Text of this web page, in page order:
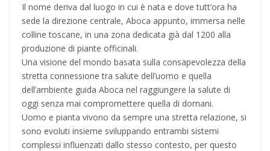
Il nome deriva dal luogo in cui è nata e dove tutt’ora ha
sede la direzione centrale, Aboca appunto, immersa nelle
colline toscane, in una zona dedicata già dal 1200 alla
produzione di piante officinali.
Una visione del mondo basata sulla consapevolezza della
stretta connessione tra salute dell’uomo e quella
dell’ambiente guida Aboca nel raggiungere la salute di
oggi senza mai compromettere quella di domani.
Uomo e pianta vivono da sempre una stretta relazione, si
sono evoluti insieme sviluppando entrambi sistemi
complessi influenzati dallo stesso contesto, per questo